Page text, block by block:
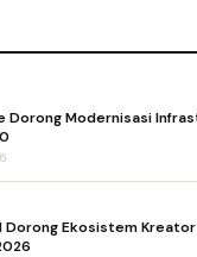
Dorong Modernisasi
Dorong Ekosistem